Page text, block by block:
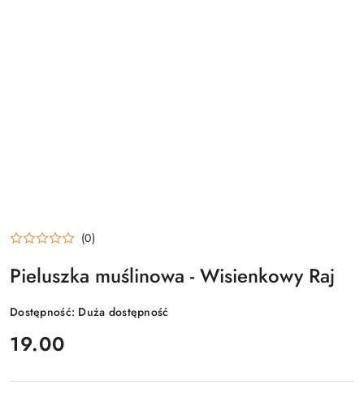
(0)
Pieluszka muślinowa - Wisienkowy Raj
Dostępność: Duża dostępność
cena:
19.00